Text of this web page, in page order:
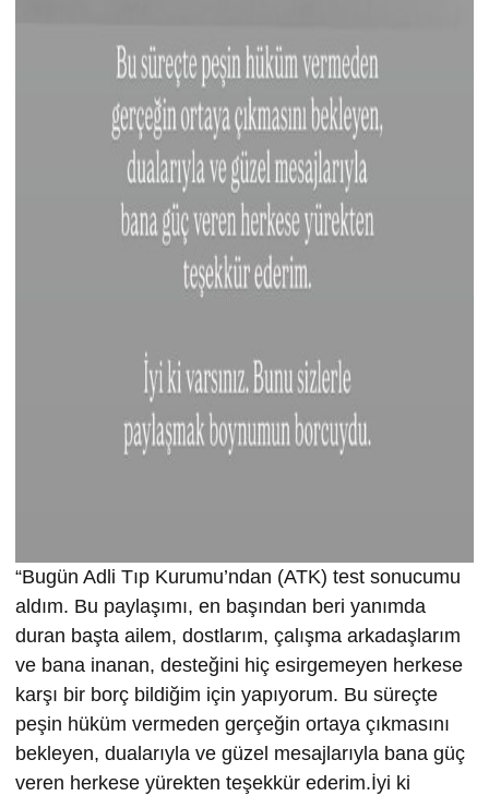
“Bugün Adli Tıp Kurumu’ndan (ATK) test sonucumu
aldım. Bu paylaşımı, en başından beri yanımda
duran başta ailem, dostlarım, çalışma arkadaşlarım
ve bana inanan, desteğini hiç esirgemeyen herkese
karşı bir borç bildiğim için yapıyorum. Bu süreçte
peşin hüküm vermeden gerçeğin ortaya çıkmasını
bekleyen, dualarıyla ve güzel mesajlarıyla bana güç
veren herkese yürekten teşekkür ederim.İyi ki